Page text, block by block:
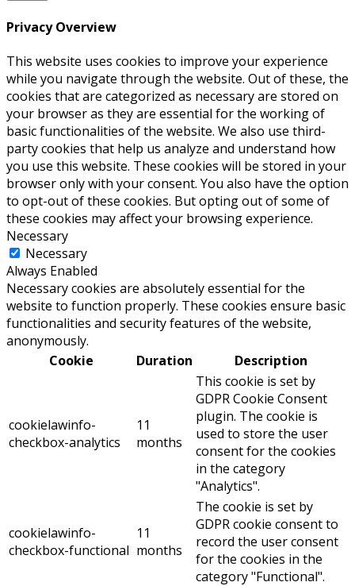
Privacy Overview
This website uses cookies to improve your experience
while you navigate through the website. Out of these, the
cookies that are categorized as necessary are stored on
your browser as they are essential for the working of
basic functionalities of the website. We also use third-
party cookies that help us analyze and understand how
you use this website. These cookies will be stored in your
browser only with your consent. You also have the option
to opt-out of these cookies. But opting out of some of
these cookies may affect your browsing experience.
Necessary
Necessary
Always Enabled
Necessary cookies are absolutely essential for the
website to function properly. These cookies ensure basic
functionalities and security features of the website,
anonymously.
Cookie
Duration Description
cookielawinfo-
checkbox-analytics
11
months
This cookie is set by
GDPR Cookie Consent
plugin. The cookie is
used to store the user
consent for the cookies
in the category
"Analytics".
cookielawinfo-
checkbox-functional
11
months
The cookie is set by
GDPR cookie consent to
record the user consent
for the cookies in the
category "Functional".